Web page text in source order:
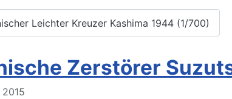
Leichter Kreuzer Kashima 1944 (1/700)
Zerstörer